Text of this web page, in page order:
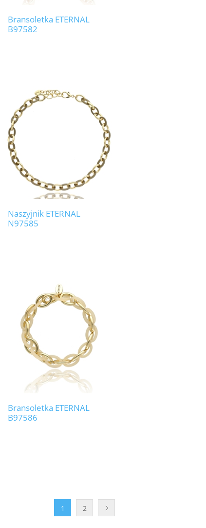
Bransoletka ETERNAL
B97582
Naszyjnik ETERNAL
N97585
Bransoletka ETERNAL
B97586
1 2